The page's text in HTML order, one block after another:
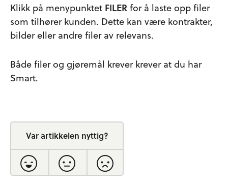
Klikk på menypunktet FILERfor å laste opp filer
som tilhører kunden. Dette kan være kontrakter,
bilder eller andre filer av relevans.
Både filer og gjøremål krever krever at du har
Smart.
Var artikkelen nyttig?